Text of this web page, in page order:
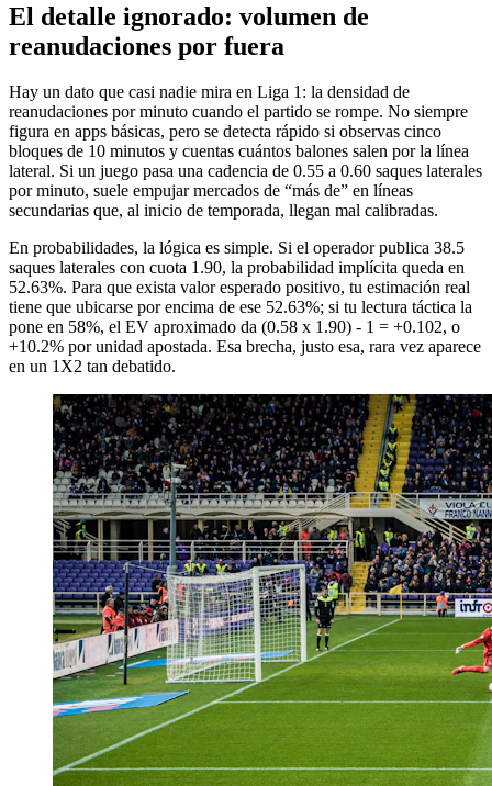
El detalle ignorado: volumen de
reanudaciones por fuera
Hay un dato que casi nadie mira en Liga 1: la densidad de
reanudaciones por minuto cuando el partido se rompe. No siempre
figura en apps básicas, pero se detecta rápido si observas cinco
bloques de 10 minutos y cuentas cuántos balones salen por la línea
lateral. Si un juego pasa una cadencia de 0.55 a 0.60 saques laterales
por minuto, suele empujar mercados de “más de” en líneas
secundarias que, al inicio de temporada, llegan mal calibradas.
En probabilidades, la lógica es simple. Si el operador publica 38.5
saques laterales con cuota 1.90, la probabilidad implícita queda en
52.63%. Para que exista valor esperado positivo, tu estimación real
tiene que ubicarse por encima de ese 52.63%; si tu lectura táctica la
pone en 58%, el EV aproximado da (0.58 x 1.90) - 1 = +0.102, o
+10.2% por unidad apostada. Esa brecha, justo esa, rara vez aparece
en un 1X2 tan debatido.